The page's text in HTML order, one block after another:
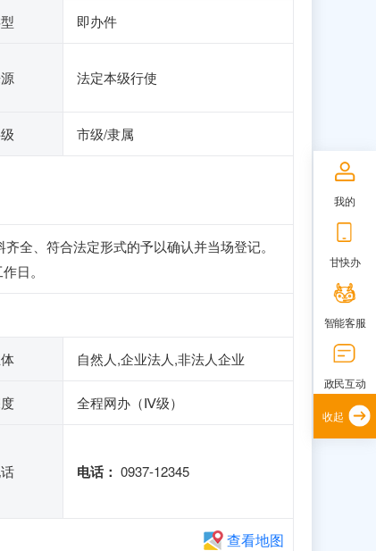
即办件
法定本级行使
市级/隶属
全、符合法定形式的予以确认并当场登记。
日。
自然人,企业法人,非法人企业
全程网办（Ⅳ级）
电话： 0937-12345
查看地图
我的
甘快办
智能客服
政民互动
收起